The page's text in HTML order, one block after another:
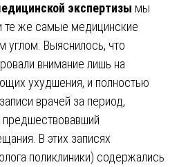
экспертизы мы
те же самые медицинские
углом. Выяснилось, что
внимание лишь на
ухудшения, и полностью
врачей за период,
В этих записях
поликлиники) содержались